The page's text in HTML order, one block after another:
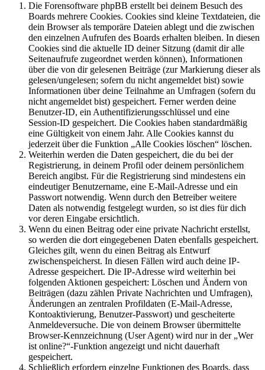
Die Forensoftware phpBB erstellt bei deinem Besuch des
Boards mehrere Cookies. Cookies sind kleine Textdateien, die
dein Browser als temporäre Dateien ablegt und die zwischen
den einzelnen Aufrufen des Boards erhalten bleiben. In diesen
Cookies sind die aktuelle ID deiner Sitzung (damit dir alle
Seitenaufrufe zugeordnet werden können), Informationen
über die von dir gelesenen Beiträge (zur Markierung dieser als
gelesen/ungelesen; sofern du nicht angemeldet bist) sowie
Informationen über deine Teilnahme an Umfragen (sofern du
nicht angemeldet bist) gespeichert. Ferner werden deine
Benutzer-ID, ein Authentifizierungsschlüssel und eine
Session-ID gespeichert. Die Cookies haben standardmäßig
eine Gültigkeit von einem Jahr. Alle Cookies kannst du
jederzeit über die Funktion „Alle Cookies löschen“ löschen.
Weiterhin werden die Daten gespeichert, die du bei der
Registrierung, in deinem Profil oder deinem persönlichem
Bereich angibst. Für die Registrierung sind mindestens ein
eindeutiger Benutzername, eine E-Mail-Adresse und ein
Passwort notwendig. Wenn durch den Betreiber weitere
Daten als notwendig festgelegt wurden, so ist dies für dich
vor deren Eingabe ersichtlich.
Wenn du einen Beitrag oder eine private Nachricht erstellst,
so werden die dort eingegebenen Daten ebenfalls gespeichert.
Gleiches gilt, wenn du einen Beitrag als Entwurf
zwischenspeicherst. In diesen Fällen wird auch deine IP-
Adresse gespeichert. Die IP-Adresse wird weiterhin bei
folgenden Aktionen gespeichert: Löschen und Ändern von
Beiträgen (dazu zählen Private Nachrichten und Umfragen),
Änderungen an zentralen Profildaten (E-Mail-Adresse,
Kontoaktivierung, Benutzer-Passwort) und gescheiterte
Anmeldeversuche. Die von deinem Browser übermittelte
Browser-Kennzeichnung (User Agent) wird nur in der „Wer
ist online?“-Funktion angezeigt und nicht dauerhaft
gespeichert.
Schließlich erfordern einzelne Funktionen des Boards, dass